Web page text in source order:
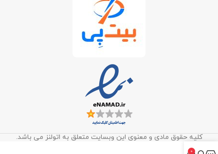
کلیه حقوق مادی و معنوی این وبسایت متعلق به اتولنز می باشد.
0